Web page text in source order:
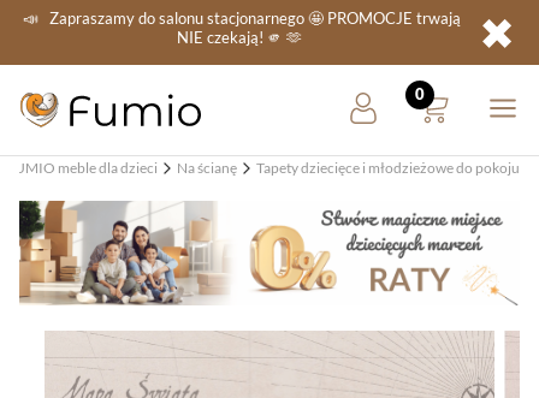
📣 Zapraszamy do salonu stacjonarnego🤩 PROMOCJE trwają
NIE czekają! 🫵 🫶 ✖
FUMIO meble dla dzieci Na ścianę Tapety dziecięce i młodzieżowe do pokoju